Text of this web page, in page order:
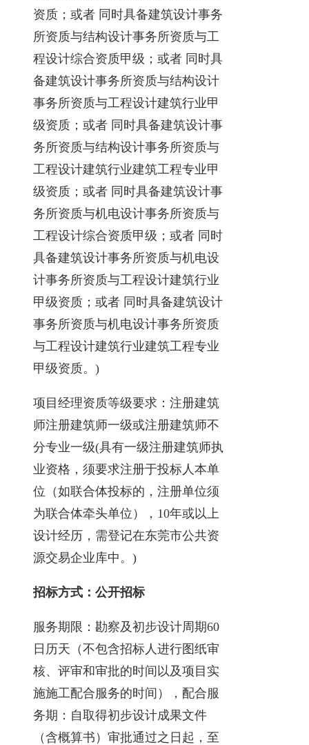
资质；或者 同时具备建筑设计事务
所资质与结构设计事务所资质与工
程设计综合资质甲级；或者 同时具
备建筑设计事务所资质与结构设计
事务所资质与工程设计建筑行业甲
级资质；或者 同时具备建筑设计事
务所资质与结构设计事务所资质与
工程设计建筑行业建筑工程专业甲
级资质；或者 同时具备建筑设计事
务所资质与机电设计事务所资质与
工程设计综合资质甲级；或者 同时
具备建筑设计事务所资质与机电设
计事务所资质与工程设计建筑行业
甲级资质；或者 同时具备建筑设计
事务所资质与机电设计事务所资质
与工程设计建筑行业建筑工程专业
甲级资质。)
项目经理资质等级要求：注册建筑
师注册建筑师一级或注册建筑师不
分专业一级(具有一级注册建筑师执
业资格，须要求注册于投标人本单
位（如联合体投标的，注册单位须
为联合体牵头单位），10年或以上
设计经历，需登记在东莞市公共资
源交易企业库中。)
招标方式：公开招标
服务期限：勘察及初步设计周期60
日历天（不包含招标人进行图纸审
核、评审和审批的时间以及项目实
施施工配合服务的时间），配合服
务期：自取得初步设计成果文件
（含概算书）审批通过之日起，至